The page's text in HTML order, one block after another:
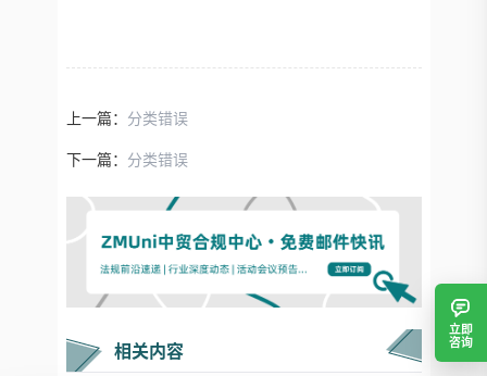
上一篇： 分类错误
下一篇： 分类错误
相关内容
立即
咨询